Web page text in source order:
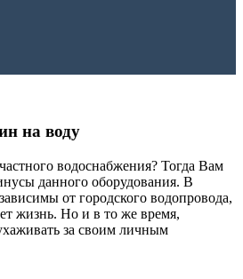
на воду
водоснабжения? Тогда Вам
данного оборудования. В
от городского водопровода,
жизнь. Но и в то же время,
за своим личным